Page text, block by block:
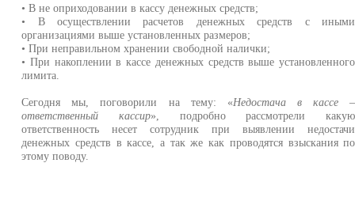
• В не оприходовании в кассу денежных средств;
• В осуществлении расчетов денежных средств с иными
организациями выше установленных размеров;
• При неправильном хранении свободной налички;
• При накоплении в кассе денежных средств выше установленного
лимита.
Сегодня мы, поговорили на тему: «Недостача в кассе –
ответственный кассир», подробно рассмотрели какую
ответственность несет сотрудник при выявлении недостачи
денежных средств в кассе, а так же как проводятся взыскания по
этому поводу.